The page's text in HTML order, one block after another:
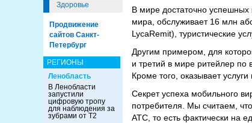
Здоровье
Продвижение
сайтов Санкт-
Петербург
РЕГИОНЫ
Ленобласть
В Ленобласти
запустили
цифровую тропу
для наблюдения за
зубрами от Т2
В мире достаточно успешных
мира, обслуживает 16 млн
LycaRemit), туристические
Другим примером, для
и третий в мире ритейлер по
Кроме того, оказывает
Секрет успеха мобильного
потребителя. Мы считаем,
АТС, то есть фактически на